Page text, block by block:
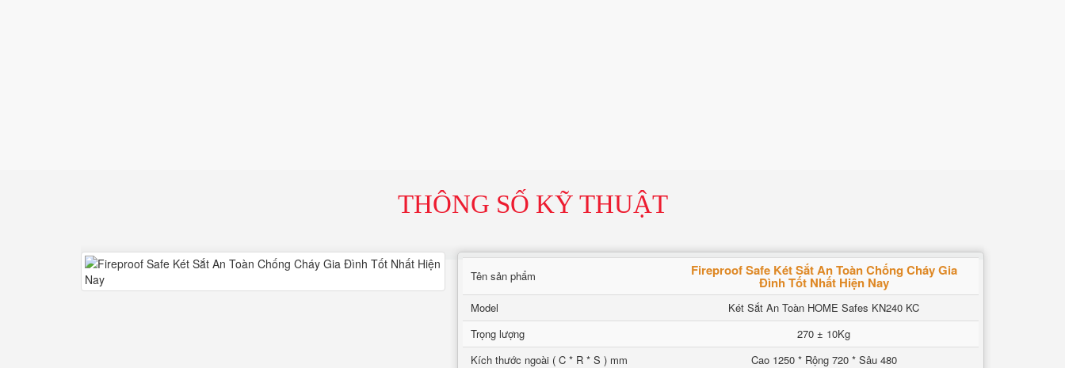
THÔNG SỐ KỸ THUẬT
Tên sản phẩm Fireproof Safe Két Sắt An Toàn Chống Cháy Gia
Đình Tốt Nhất Hiện Nay
Model
Két Sắt An Toàn HOME Safes KN240 KC
Trọng lượng
270 ± 10Kg
Kích thước ngoài ( C * R * S ) mm
Cao 1250 * Rộng 720 * Sâu 480